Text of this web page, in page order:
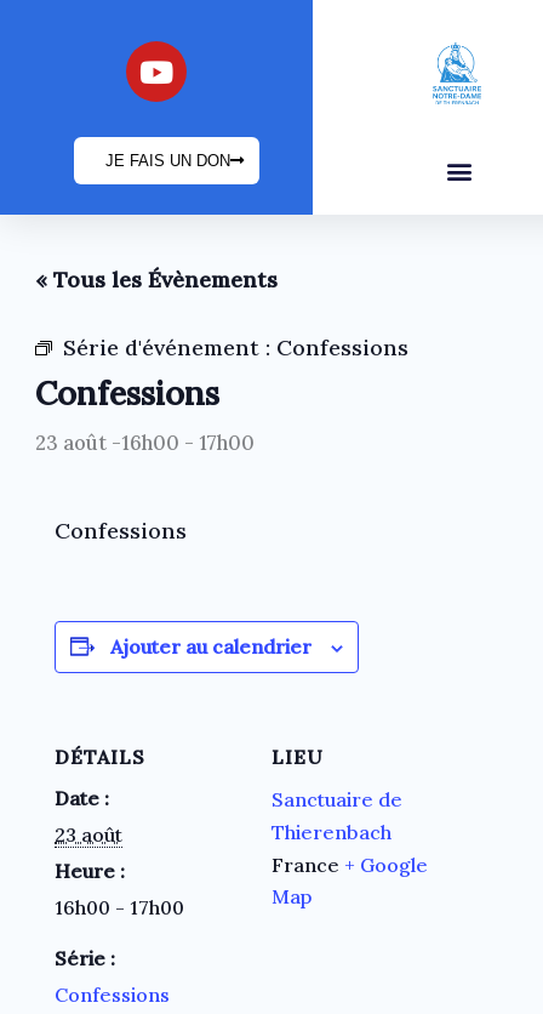
Y
o
t
u
b
JE FAIS UN DON
« Tous les Évènements
Série d'événement : Confessions
Confessions
23 août -16h00 - 17h00
Confessions
Ajouter au calendrier
DÉTAILS
Date :
23 août
Heure :
16h00 - 17h00
Série :
Confessions
LIEU
Sanctuaire de
Thierenbach
France + Google
Map